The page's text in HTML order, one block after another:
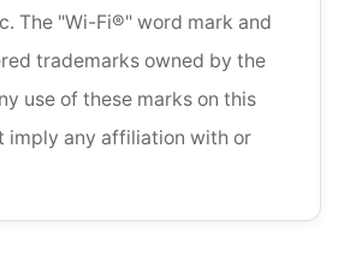
The "Wi-Fi®" word mark and
trademarks owned by the
use of these marks on this
imply any affiliation with or